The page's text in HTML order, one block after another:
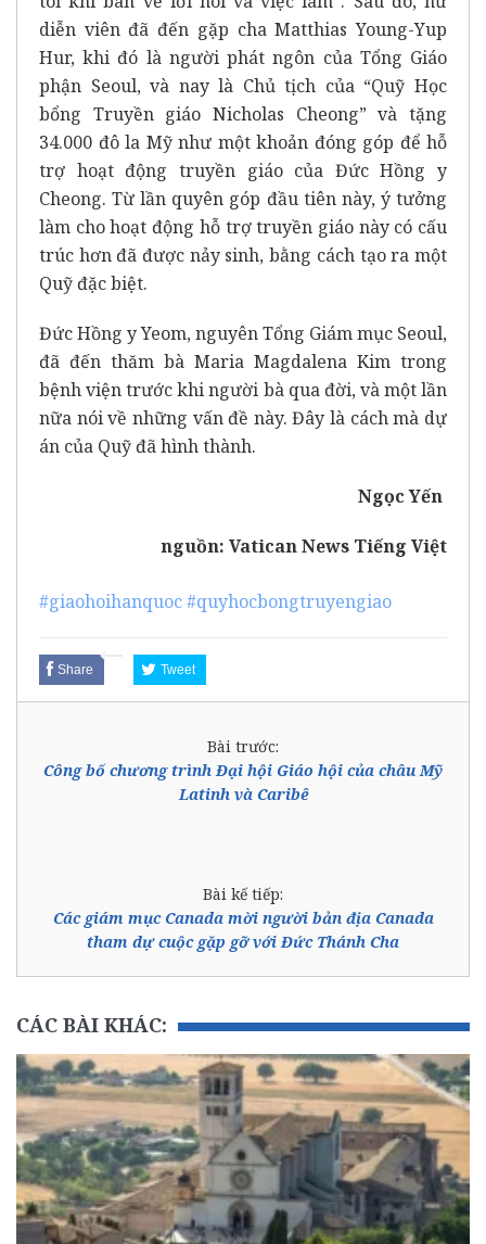
diễn viên đã đến gặp cha Matthias Young-Yup
Hur, khi đó là người phát ngôn của Tổng Giáo
phận Seoul, và nay là Chủ tịch của “Quỹ Học
bổng Truyền giáo Nicholas Cheong” và tặng
34.000 đô la Mỹ như một khoản đóng góp để hỗ
trợ hoạt động truyền giáo của Đức Hồng y
Cheong. Từ lần quyên góp đầu tiên này, ý tưởng
làm cho hoạt động hỗ trợ truyền giáo này có cấu
trúc hơn đã được nảy sinh, bằng cách tạo ra một
Quỹ đặc biệt.
Đức Hồng y Yeom, nguyên Tổng Giám mục Seoul,
đã đến thăm bà Maria Magdalena Kim trong
bệnh viện trước khi người bà qua đời, và một lần
nữa nói về những vấn đề này. Đây là cách mà dự
án của Quỹ đã hình thành.
Ngọc Yến
nguồn: Vatican News Tiếng Việt
#giaohoihanquoc#quyhocbongtruyengiao
Share Tweet
Bài trước:
Công bố chương trình Đại hội Giáo hội của châu Mỹ
Latinh và Caribê
Bài kế tiếp:
Các giám mục Canada mời người bản địa Canada
tham dự cuộc gặp gỡ với Đức Thánh Cha
CÁC BÀI KHÁC: